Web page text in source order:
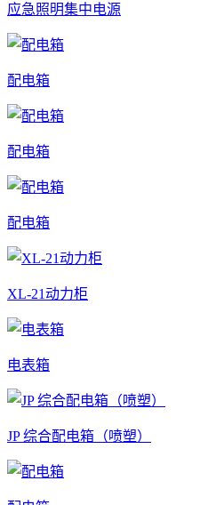
应急照明集中电源
配电箱
配电箱
配电箱
XL-21动力柜
电表箱
JP 综合配电箱（喷塑）